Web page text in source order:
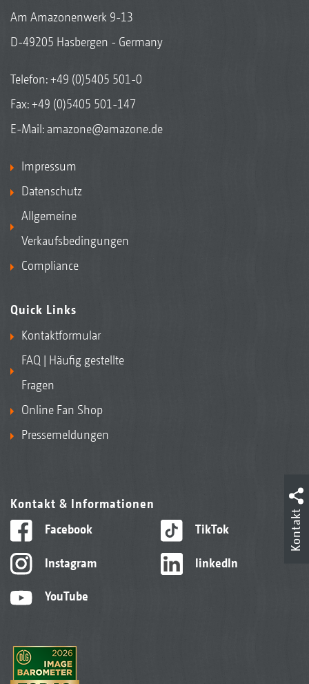
Am Amazonenwerk 9-13
D-49205 Hasbergen - Germany
Telefon:+49 (0)5405 501-0
Fax: +49 (0)5405 501-147
E-Mail: amazone@amazone.de
Impressum
Datenschutz
Allgemeine
Verkaufsbedingungen
Compliance
Quick Links
Kontaktformular
FAQ | Häufig gestellte
Fragen
Online Fan Shop
Pressemeldungen
Kontakt & Informationen
Facebook
Instagram
YouTube
TikTok
linkedIn
Kontakt